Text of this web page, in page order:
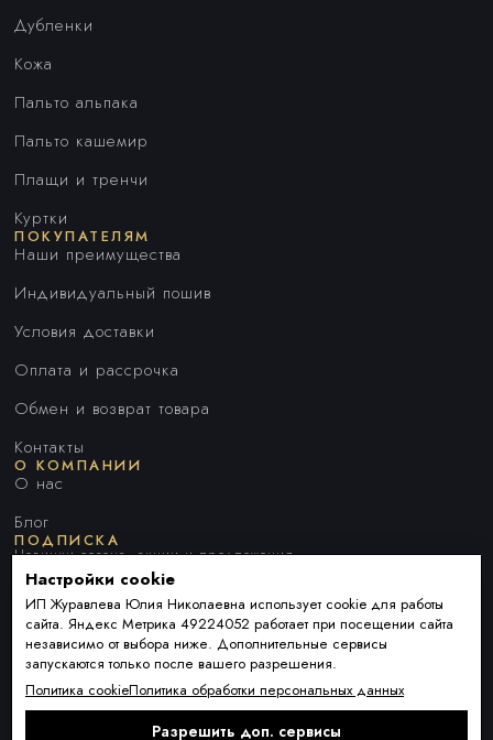
Дубленки
Кожа
Пальто альпака
Пальто кашемир
Плащи и тренчи
Куртки
ПОКУПАТЕЛЯМ
Наши преимущества
Индивидуальный пошив
Условия доставки
Оплата и рассрочка
Обмен и возврат товара
Контакты
О КОМПАНИИ
О нас
Блог
ПОДПИСКА
Новинки сезона, акции и предложения
Я ДАЮ СОГЛАСИЕ НА ОБРАБОТКУ ПЕРСОНАЛЬНЫХ ДАННЫХ И
СОГЛАШАЮСЬ СПОЛИТИКОЙ ОБРАБОТКИ ПЕРСОНАЛЬНЫХ
ДАННЫХ
Подписаться
Настройки cookie
ИП Журавлева Юлия Николаевна использует cookie для работы
сайта. Яндекс Метрика 49224052 работает при посещении сайта
независимо от выбора ниже. Дополнительные сервисы
запускаются только после вашего разрешения.
Политика cookieПолитика обработки персональных данных
Разрешить доп. сервисы